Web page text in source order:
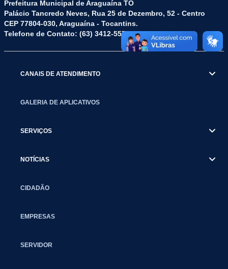
Prefeitura Municipal de Araguaína TO
Palácio Tancredo Neves, Rua 25 de Dezembro, 52 - Centro
CEP 77804-030, Araguaína - Tocantins.
Telefone de Contato: (63) 3412-5572
CANAIS DE ATENDIMENTO
GALERIA DE APLICATIVOS
SERVIÇOS
NOTÍCIAS
CIDADÃO
EMPRESAS
SERVIDOR